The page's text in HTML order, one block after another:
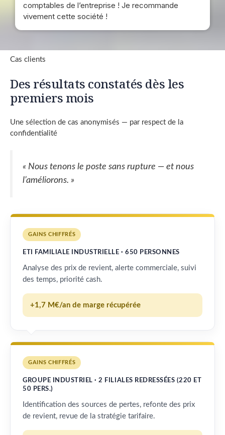
comptables de l’entreprise ! Je recommande
vivement cette société !
Cas clients
Des résultats constatés dès les
premiers mois
Une sélection de cas anonymisés — par respect de la
confidentialité
« Nous tenons le poste sans rupture — et nous
l’améliorons. »
GAINS CHIFFRÉS
ETI FAMILIALE INDUSTRIELLE · 650 PERSONNES
Analyse des prix de revient, alerte commerciale, suivi
des temps, priorité cash.
+1,7 M€/an de marge récupérée
GAINS CHIFFRÉS
GROUPE INDUSTRIEL · 2 FILIALES REDRESSÉES (220 ET
50 PERS.)
Identification des sources de pertes, refonte des prix
de revient, revue de la stratégie tarifaire.